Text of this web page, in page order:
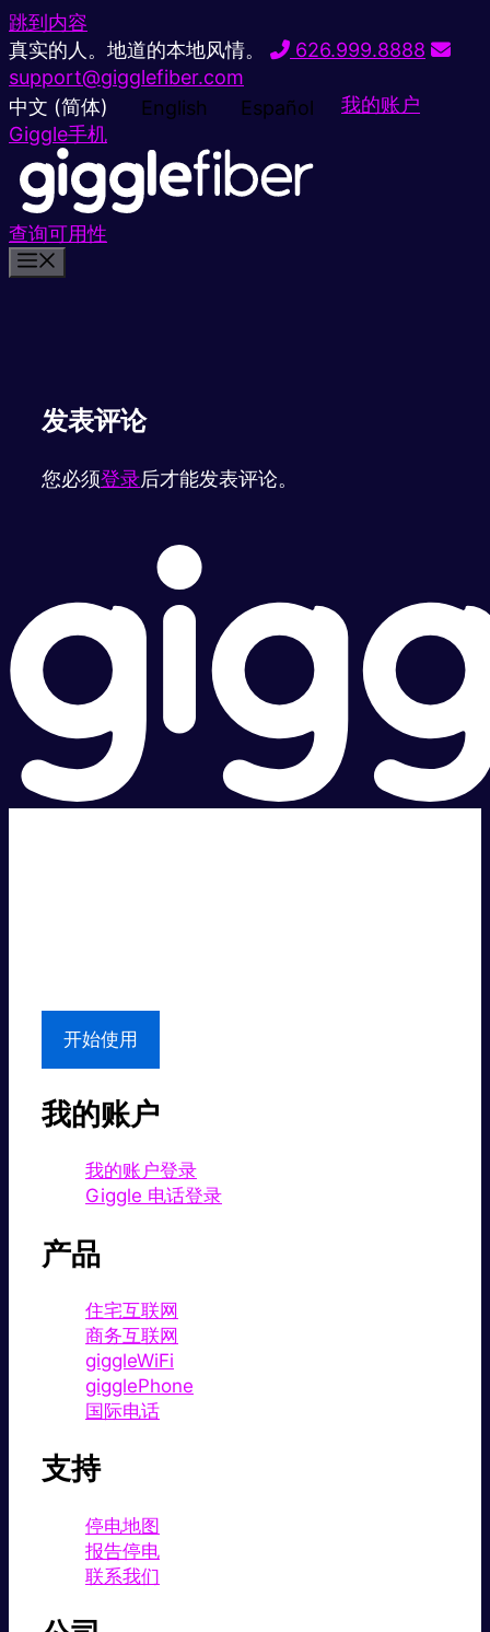
跳到内容
真实的人。地道的本地风情。
626.999.8888
support@gigglefiber.com
中文 (简体)
English Español
我的账户
Giggle手机
查询可用性
发表评论
您必须登录后才能发表评论。
开始使用
我的账户
我的账户登录
Giggle 电话登录
产品
住宅互联网
商务互联网
giggleWiFi
gigglePhone
国际电话
支持
停电地图
报告停电
联系我们